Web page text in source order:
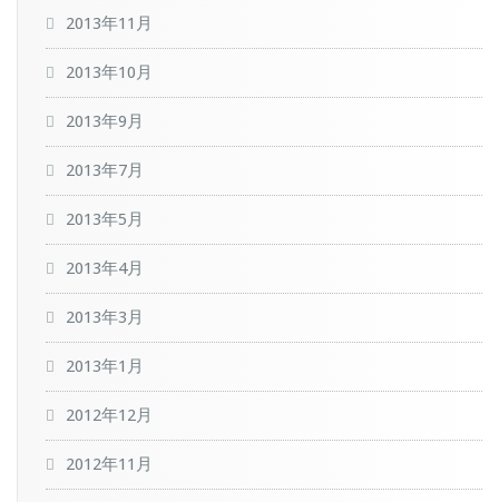
2013年11月
2013年10月
2013年9月
2013年7月
2013年5月
2013年4月
2013年3月
2013年1月
2012年12月
2012年11月